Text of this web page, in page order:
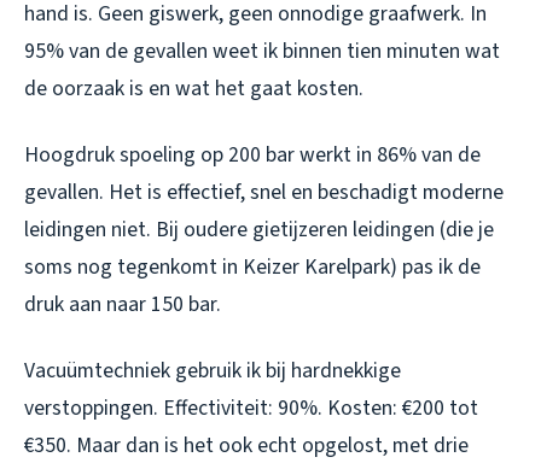
hand is. Geen giswerk, geen onnodige graafwerk. In
95% van de gevallen weet ik binnen tien minuten wat
de oorzaak is en wat het gaat kosten.
Hoogdruk spoeling op 200 bar werkt in 86% van de
gevallen. Het is effectief, snel en beschadigt moderne
leidingen niet. Bij oudere gietijzeren leidingen (die je
soms nog tegenkomt in Keizer Karelpark) pas ik de
druk aan naar 150 bar.
Vacuümtechniek gebruik ik bij hardnekkige
verstoppingen. Effectiviteit: 90%. Kosten: €200 tot
€350. Maar dan is het ook echt opgelost, met drie